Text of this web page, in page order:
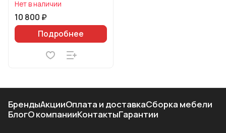
Нет в наличии
10 800 ₽
Подробнее
БрендыАкцииОплата и доставкаСборка мебели
БлогО компанииКонтактыГарантии